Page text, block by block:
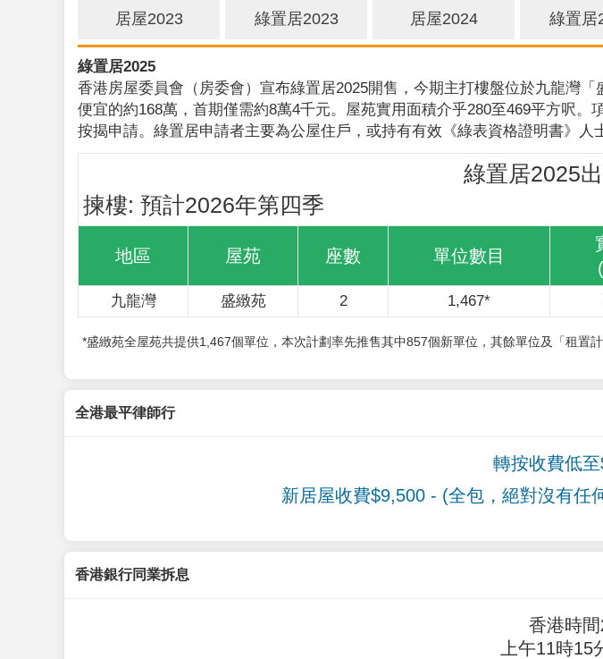
居屋2023 綠置居2023 居屋2024 綠置居
綠置居2025
香港房屋委員會（房委會）宣布綠置居2025開售，今期主打樓盤位於九龍灣
便宜的約168萬，首期僅需約8萬4千元。屋苑實用面積介乎280至469平方呎
按揭申請。綠置居申請者主要為公屋住戶，或持有有效《綠表資格證明書》人
綠置居2025
揀樓: 預計2026年第四季
地區 屋苑 座數 單位數目
九龍灣 盛緻苑 2 1,467*
*盛緻苑全屋苑共提供1,467個單位，本次計劃率先推售其中857個新單位，其餘單位及「租置
全港最平律師行
轉按收費低
新居屋收費$9,500 - (全包，絕對沒有任
香港銀行同業拆息
香港時
上午11時15